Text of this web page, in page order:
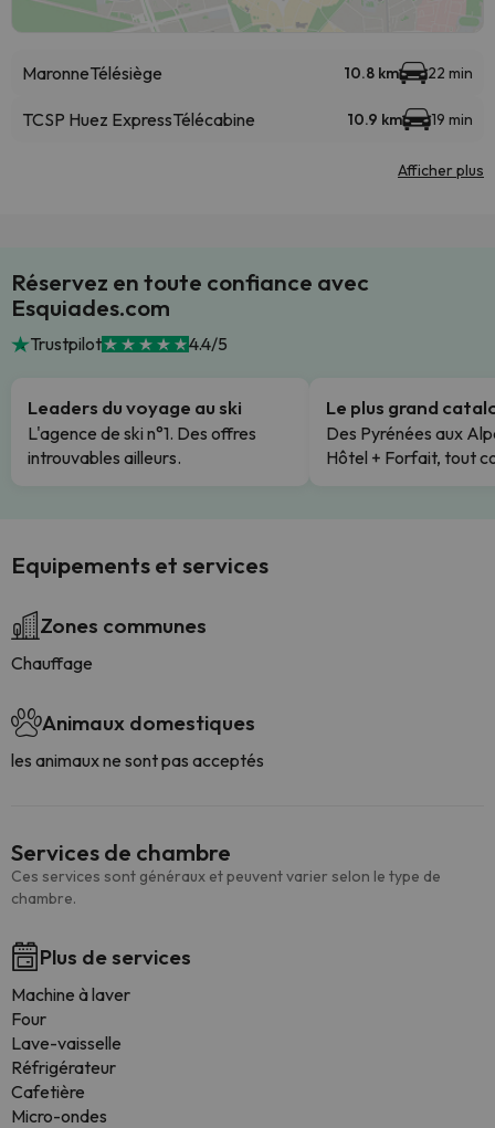
MaronneTélésiège 10.8 km 22 min
TCSP Huez ExpressTélécabine 10.9 km 19 min
Afficher plus
Réservez en toute confiance avec
Esquiades.com
Trustpilot 4.4/5
Leaders du voyage au ski
L'agence de ski n°1. Des offres
introuvables ailleurs.
Le plus grand
Des Pyrénées aux
Hôtel + Forfait, tout
Equipements et services
Zones communes
Chauffage
Animaux domestiques
les animaux ne sont pas acceptés
Services de chambre
Ces services sont généraux et peuvent varier selon le type de
chambre.
Plus de services
Machine à laver
Four
Lave-vaisselle
Réfrigérateur
Cafetière
Micro-ondes